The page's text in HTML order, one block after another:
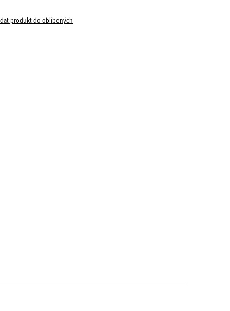
produkt do oblíbených